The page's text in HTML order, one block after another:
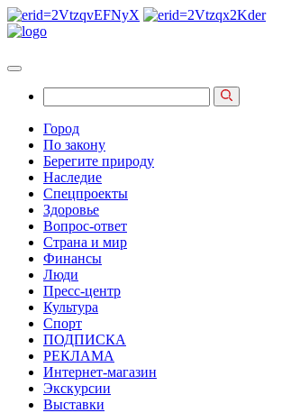
Город
По закону
Берегите природу
Наследие
Спецпроекты
Здоровье
Вопрос-ответ
Страна и мир
Финансы
Люди
Пресс-центр
Культура
Спорт
ПОДПИСКА
РЕКЛАМА
Интернет-магазин
Экскурсии
Выставки